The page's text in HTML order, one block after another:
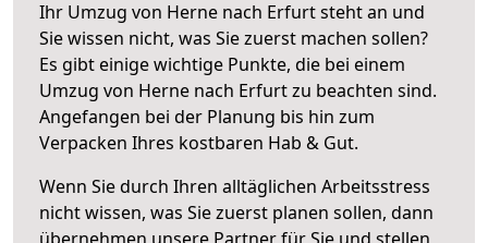
Ihr Umzug von Herne nach Erfurt steht an und
Sie wissen nicht, was Sie zuerst machen sollen?
Es gibt einige wichtige Punkte, die bei einem
Umzug von Herne nach Erfurt zu beachten sind.
Angefangen bei der Planung bis hin zum
Verpacken Ihres kostbaren Hab & Gut.
Wenn Sie durch Ihren alltäglichen Arbeitsstress
nicht wissen, was Sie zuerst planen sollen, dann